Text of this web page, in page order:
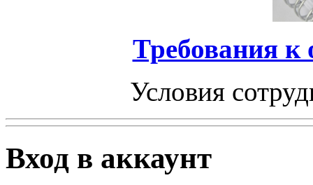
Требования к
Условия
Вход в аккаунт